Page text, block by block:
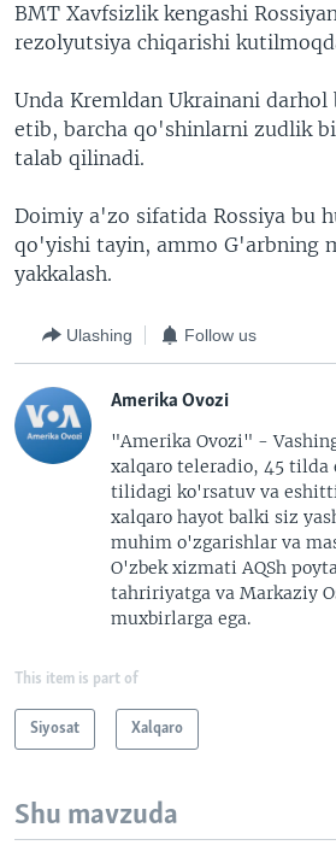
BMT Xavfsizlik kengashi
rezolyutsiya chiqarishi
Unda Kremldan Ukrainani
etib, barcha qo'shinlarni zudlik
talab qilinadi.
Doimiy a'zo sifatida Rossiya bu
qo'yishi tayin, ammo G'arbning
yakkalash.
Ulashing Follow us
Amerika Ovozi
"Amerika Ovozi" -
xalqaro teleradio, 45 tilda
tilidagi ko'rsatuv va
xalqaro hayot balki siz
muhim o'zgarishlar va
O'zbek xizmati AQSh
tahririyatga va Markaziy
muxbirlarga ega.
This item is part of
Siyosat Xalqaro
Shu mavzuda